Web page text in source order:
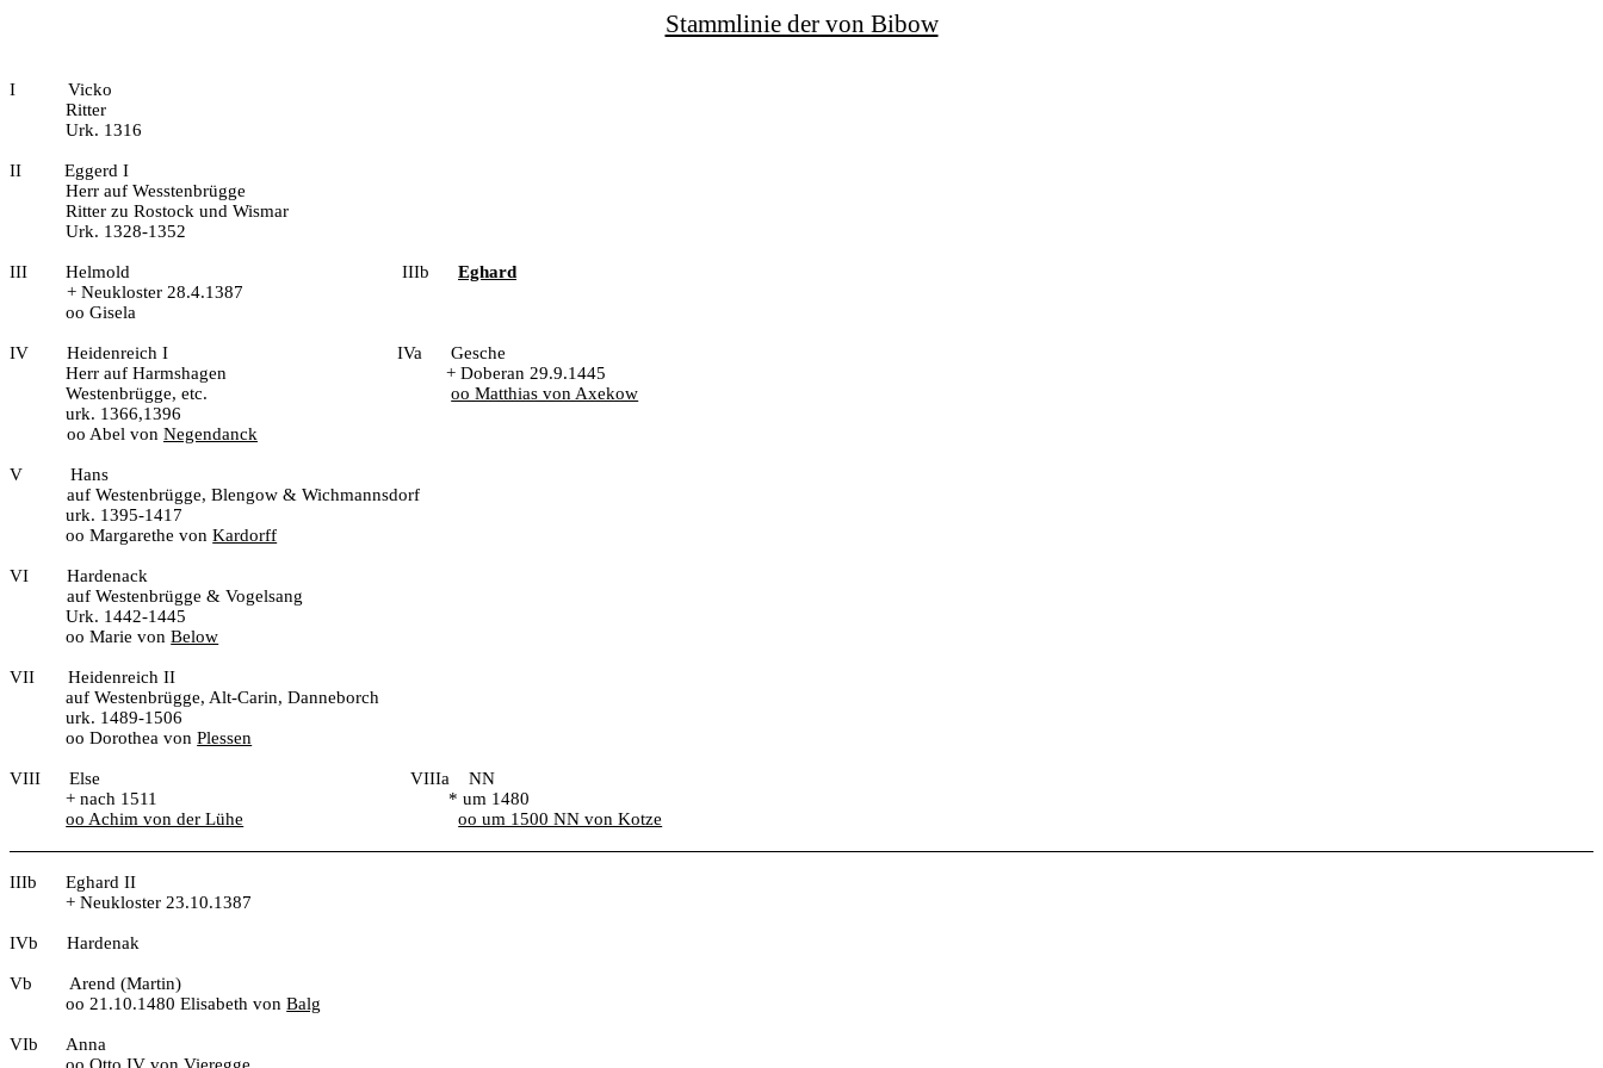
Stammlinie der von Bibow
I
Vicko
Ritter
Urk. 1316
II
Eggerd I
Herr auf Wesstenbrügge
Ritter zu Rostock und Wismar
Urk. 1328-1352
III Helmold IIIb
Eghard
+ Neukloster 28.4.1387
oo Gisela
IV Heidenreich I IVa
Gesche
Herr auf Harmshagen
+ Doberan 29.9.1445
Westenbrügge, etc.
oo Matthias von Axekow
urk. 1366,1396
oo Abel von Negendanck
V
Hans
auf Westenbrügge, Blengow & Wichmannsdorf
urk. 1395-1417
oo Margarethe vonKardorff
VI
Hardenack
auf Westenbrügge & Vogelsang
Urk. 1442-1445
oo Marie vonBelow
VII
Heidenreich II
auf Westenbrügge, Alt-Carin, Danneborch
urk. 1489-1506
oo Dorothea vonPlessen
VIII Else VIIIa
NN
+ nach 1511
* um 1480
oo Achim von der Lühe
oo um 1500 NN von Kotze
IIIb
Eghard II
+ Neukloster 23.10.1387
IVb Hardenak
Vb
Arend (Martin)
oo 21.10.1480 Elisabeth vonBalg
VIb
Anna